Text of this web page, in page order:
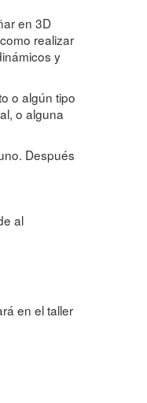
en 3D
realizar
y
o algún tipo
o alguna
Después
al
en el taller